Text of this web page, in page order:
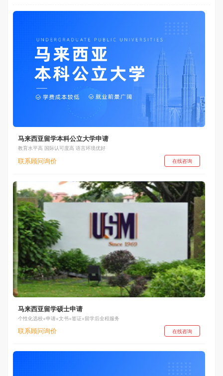
马来西亚留学本科公立大学申请
教育水平高 国际认可度高 语言环境优好
联系顾问询价 在线咨询
马来西亚留学硕士申请
个性化选校+申请+文书+签证+留学后全程服务
联系顾问询价 在线咨询